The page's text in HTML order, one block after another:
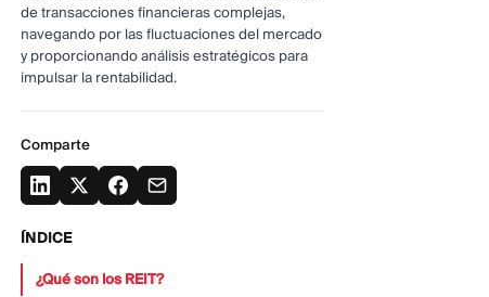
de transacciones financieras complejas,
navegando por las fluctuaciones del mercado
y proporcionando análisis estratégicos para
impulsar la rentabilidad.
Comparte
ÍNDICE
¿Qué son los REIT?